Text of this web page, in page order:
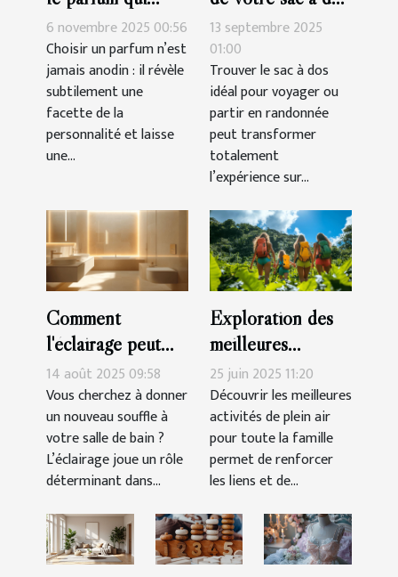
complète votre
personnalité?
6 novembre 2025 00:56
Choisir un parfum n’est
jamais anodin : il révèle
subtilement une
facette de la
personnalité et laisse
une...
pour voyages et
randonnées
13 septembre 2025
01:00
Trouver le sac à dos
idéal pour voyager ou
partir en randonnée
peut transformer
totalement
l’expérience sur...
Comment
l'éclairage peut
transformer votre
salle de bain ?
14 août 2025 09:58
Vous cherchez à donner
un nouveau souffle à
votre salle de bain ?
L’éclairage joue un rôle
déterminant dans...
Exploration des
meilleures
activités de plein
air pour toute la
famille
25 juin 2025 11:20
Découvrir les meilleures
activités de plein air
pour toute la famille
permet de renforcer
les liens et de...